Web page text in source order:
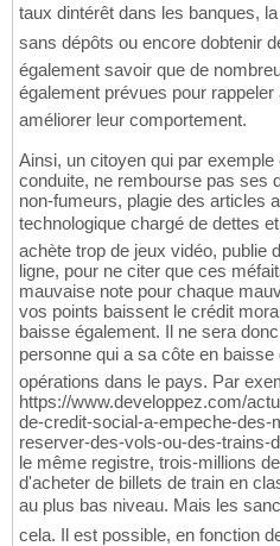
taux dintérêt dans les banques,
sans dépôts ou encore dobtenir
également savoir que de
également prévues pour rappeler
améliorer leur comportement.
Ainsi, un citoyen qui par
conduite, ne rembourse pas ses
non-fumeurs, plagie des articles
technologique chargé de dettes
achète trop de jeux vidéo, publie
ligne, pour ne citer que ces
mauvaise note pour chaque
vos points baissent le crédit
baisse également. Il ne sera
personne qui a sa côte en baisse
opérations dans le pays. Par
https://www.developpez.com/
de-credit-social-a-empeche-des-
reserver-des-vols-ou-des-trains-
le même registre, trois-millions
d'acheter de billets de train en
au plus bas niveau. Mais les
cela. Il est possible, en fonction